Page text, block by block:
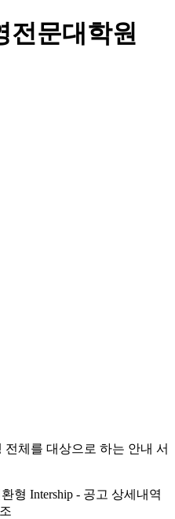
전문대학원
체를 대상으로 하는 안내 서
형 Intership - 공고 상세내역